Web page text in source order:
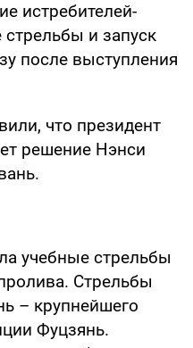
истребителей-
и запуск
после выступления
что президент
решение Нэнси
учебные стрельбы
Стрельбы
– крупнейшего
Фуцзянь.